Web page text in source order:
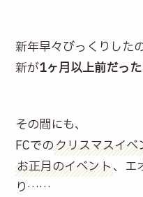
新年早々びっくりした
新が1ヶ月以上前だった
その間にも、
FCでのクリスマスイベ
お正月のイベント、エ
り……